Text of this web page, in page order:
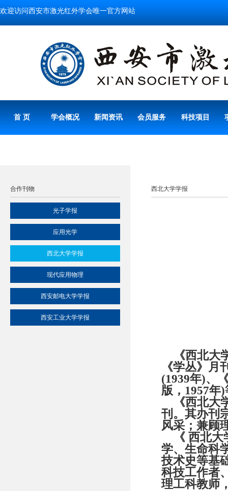
欢迎访问西安市激光红外学会唯一官方网站
首 页 学会概况 新闻资讯 会员服务 科技项目
合作刊物
光子学报
应用光学
西北大学学报
现代应用物理
西安邮电大学学报
西安工业大学学报
西北大学学报
《西北大
《学丛》
(1939年)、
版， 1957年)
《西北大
刊。其办刊
风采；兼顾
《 西北大
学、生命科
技术史等基
科技工作者
理工科教师